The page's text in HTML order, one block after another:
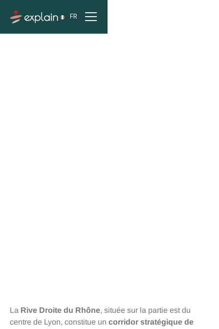
FR
La Rive Droite du Rhône, située sur la partie est du
centre de Lyon, constitue un corridor stratégique de